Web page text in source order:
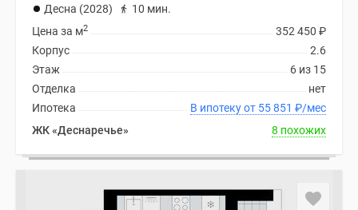
Десна (2028)
10 мин.
352 450 ₽
Цена за м2
2.6
Корпус
6 из 15
Этаж
нет
Отделка
В ипотеку от 55 851 ₽/мес
Ипотека
ЖК «Деснаречье»
8 похожих